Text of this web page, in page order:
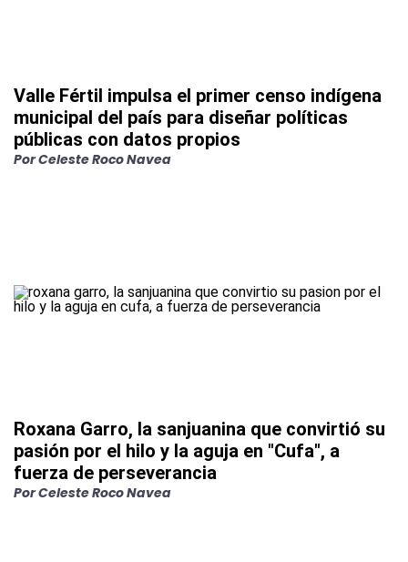
Valle Fértil impulsa el primer censo indígena
municipal del país para diseñar políticas
públicas con datos propios
PorCeleste Roco Navea
Roxana Garro, la sanjuanina que convirtió su
pasión por el hilo y la aguja en "Cufa", a
fuerza de perseverancia
PorCeleste Roco Navea